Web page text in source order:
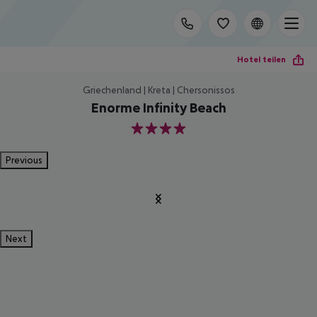
Hotel teilen
Griechenland | Kreta | Chersonissos
Enorme Infinity Beach
4
Previous
Next